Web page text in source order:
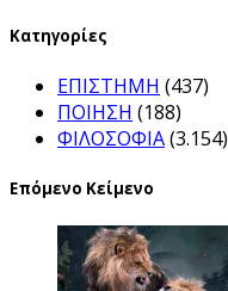
Kατηγορίες
ΕΠΙΣΤΗΜΗ (437)
ΠΟΙΗΣΗ (188)
ΦΙΛΟΣΟΦΙΑ(3.154)
Επόμενο Κείμενο